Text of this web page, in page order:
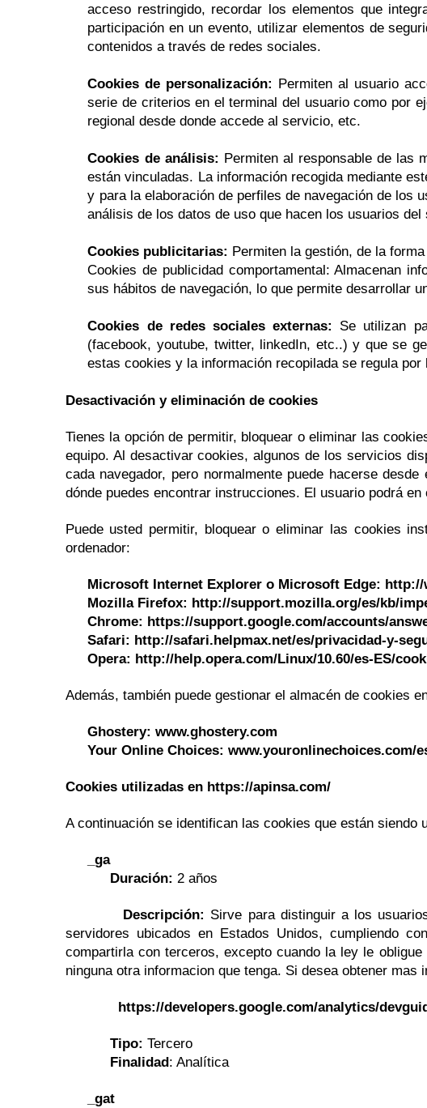
acceso restringido, recordar los elementos que
participación en un evento, utilizar elementos de
contenidos a través de redes sociales.
Cookies de personalización:
Permiten al usuario
serie de criterios en el terminal del usuario como por
regional desde donde accede al servicio, etc.
Cookies de análisis: Permiten al responsable de las
están vinculadas. La información recogida mediante
y para la elaboración de perfiles de navegación de los
análisis de los datos de uso que hacen los usuarios del
Cookies publicitarias: Permiten la gestión, de la
Cookies de publicidad comportamental: Almacenan
sus hábitos de navegación, lo que permite desarrollar
Cookies de redes sociales externas:
Se utilizan
(facebook, youtube, twitter, linkedIn, etc..) y que se
estas cookies y la información recopilada se regula
Desactivación y eliminación de cookies
Tienes la opción de permitir, bloquear o eliminar las
equipo. Al desactivar cookies, algunos de los servicios
cada navegador, pero normalmente puede hacerse
dónde puedes encontrar instrucciones. El usuario podrá
Puede usted permitir, bloquear o eliminar las cookies
ordenador:
Microsoft Internet Explorer o Microsoft Edge:
Mozilla Firefox: http://support.mozilla.org/es/kb/
Chrome: https://support.google.com/accounts/
Safari: http://safari.helpmax.net/es/privacidad-y-
Opera: http://help.opera.com/Linux/10.60/es-ES/
Además, también puede gestionar el almacén de cookies
Ghostery: www.ghostery.com
Your Online Choices: www.youronlinechoices.com/
Cookies utilizadas en https://apinsa.com/
A continuación se identifican las cookies que están
_ga
Duración: 2 años
Descripción: Sirve para distinguir a los
servidores ubicados en Estados Unidos, cumpliendo
compartirla con terceros, excepto cuando la ley le
ninguna otra informacion que tenga. Si desea obtener
https://developers.google.com/analytics/
Tipo: Tercero
Finalidad: Analítica
_gat